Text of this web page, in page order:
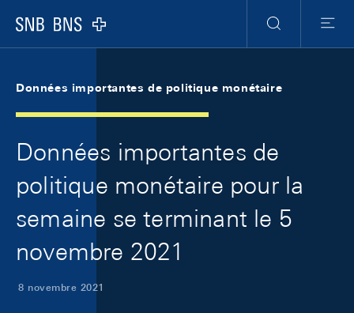
Logo
RechercheMenu
Données importantes de politique monétaire
Données importantes de
politique monétaire pour la
semaine se terminant le 5
novembre 2021
8 novembre 2021